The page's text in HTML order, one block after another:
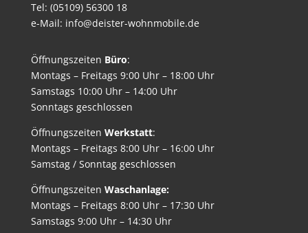
Tel: (05109) 56300 18
e-Mail: info@deister-wohnmobile.de
Öffnungszeiten Büro:
Montags – Freitags 9:00 Uhr – 18:00 Uhr
Samstags 10:00 Uhr – 14:00 Uhr
Sonntags geschlossen
Öffnungszeiten Werkstatt:
Montags – Freitags 8:00 Uhr – 16:00 Uhr
Samstag / Sonntag geschlossen
Öffnungszeiten Waschanlage:
Montags – Freitags 8:00 Uhr – 17:30 Uhr
Samstags 9:00 Uhr – 14:30 Uhr